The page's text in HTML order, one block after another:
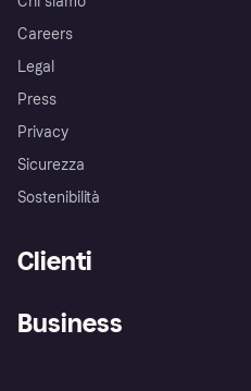
Careers
Legal
Press
Privacy
Sicurezza
Sostenibilità
Clienti
Business